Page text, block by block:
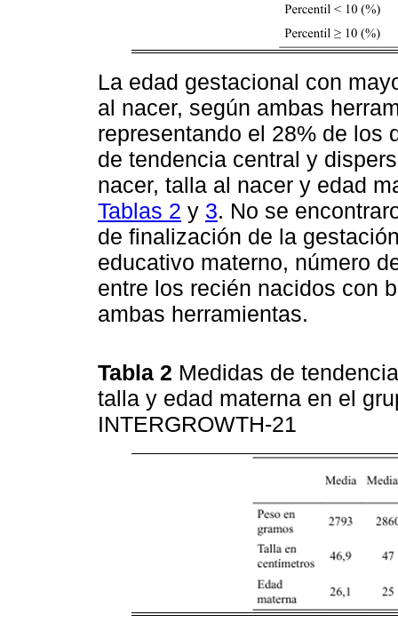
La edad gestacional con
al nacer, según ambas
representando el 28% de los
de tendencia central y
nacer, talla al nacer y edad
Tablas 2 y 3. No se
de finalización de la
educativo materno, número
entre los recién nacidos con
ambas herramientas.
Tabla 2 Medidas de
talla y edad materna en el
INTERGROWTH-21